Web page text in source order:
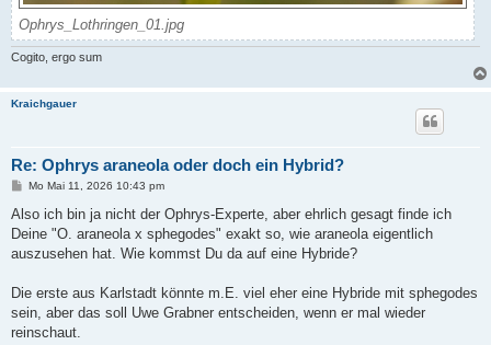
Ophrys_Lothringen_01.jpg
Cogito, ergo sum
Kraichgauer
Re: Ophrys araneola oder doch ein Hybrid?
B
i
r
a
Mo Mai 11, 2026 10:43 pm
Also ich bin ja nicht der Ophrys-Experte, aber ehrlich gesagt finde ich
Deine "O. araneola x sphegodes" exakt so, wie araneola eigentlich
auszusehen hat. Wie kommst Du da auf eine Hybride?
Die erste aus Karlstadt könnte m.E. viel eher eine Hybride mit sphegodes
sein, aber das soll Uwe Grabner entscheiden, wenn er mal wieder
reinschaut.